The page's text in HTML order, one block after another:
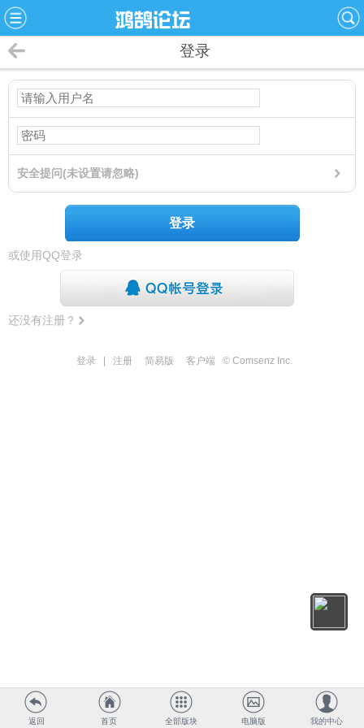
登录
安全提问(未设置请忽略)
登录
或使用QQ登录
还没有注册？
登录 注册 简易版 客户端 © Comsenz Inc.
返回 首页 全部版块 电脑版 我的中心